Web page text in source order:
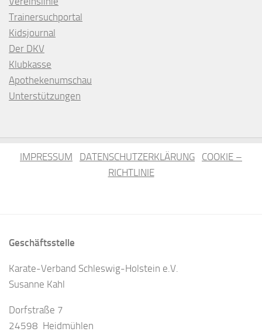
Trainersuchportal
Kidsjournal
Der DKV
Klubkasse
Apothekenumschau
Unterstützungen
IMPRESSUM DATENSCHUTZERKLÄRUNG
COOKIE –
RICHTLINIE
Geschäftsstelle
Karate-Verband Schleswig-Holstein e.V.
Susanne Kahl
Dorfstraße 7
24598 Heidmühlen